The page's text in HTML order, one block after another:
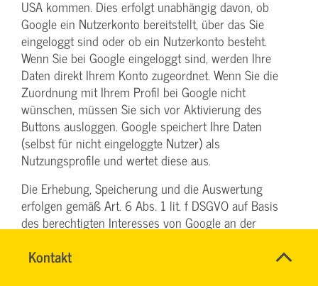
Kontakt
RONALD
Name*
USA kommen. Dies erfolgt unabhängig davon, ob
Google ein Nutzerkonto bereitstellt, über das Sie
eingeloggt sind oder ob ein Nutzerkonto besteht.
Wenn Sie bei Google eingeloggt sind, werden Ihre
Daten direkt Ihrem Konto zugeordnet. Wenn Sie die
Zuordnung mit Ihrem Profil bei Google nicht
wünschen, müssen Sie sich vor Aktivierung des
Buttons ausloggen. Google speichert Ihre Daten
(selbst für nicht eingeloggte Nutzer) als
Nutzungsprofile und wertet diese aus.
Die Erhebung, Speicherung und die Auswertung
erfolgen gemäß Art. 6 Abs. 1 lit. f DSGVO auf Basis
des berechtigten Interesses von Google an der
Marktforschung und/oder der bedarfsgerechten